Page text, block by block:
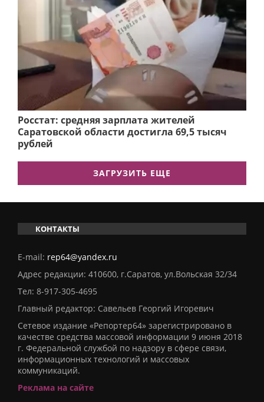
Росстат: средняя зарплата жителей
Саратовской области достигла 69,5 тысяч
рублей
ЗАГРУЗИТЬ ЕЩЕ
КОНТАКТЫ
E-mail: rep64@yandex.ru
Адрес редакции: 410600, г.Саратов, ул.Вольская 32/34
Тел: 8-917-305-4695
Главный редактор: Савельев Георгий Игоревич
Сетевое издание «Репортер64» зарегистрировано в
качестве средства массовой информации 9 июня 2018
г. Федеральной службой по надзору в сфере связи,
информационных технологий и массовых
коммуникаций.
Реклама на сайте